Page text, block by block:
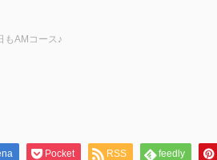
もAMコース♪
Pocket RSS feedly